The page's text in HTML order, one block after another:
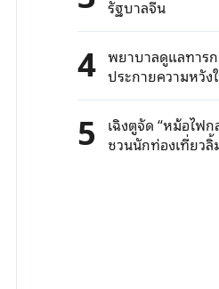
รัฐบาลจีน
4 พยาบาลดูแลทาร
ประกายความหวั
มณฑลยูนนาน
5
เฉิงตูจัด “หม้อไฟ
ชวนนักท่องเที่ยวลิ้